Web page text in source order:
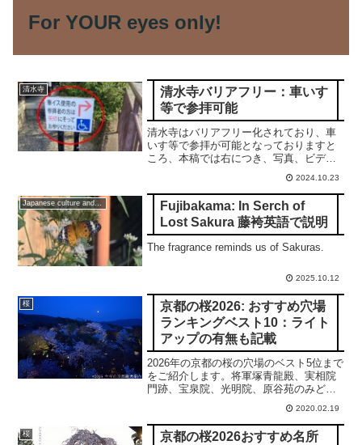
For YOUR eyes only!
清水寺
清水寺バリアフリー：車いす
等で参拝可能
清水寺はバリアフリー化されており、車
いす等で参拝が可能となっておりますと
ころ、本稿では右につき、写真、ビデオ
を駆使して詳細に解説申し上げます。合
2024.10.23
Japanese culture and traditions
Fujibakama: In Serch of
Lost Sakura 藤袴英語で説明
The fragrance reminds us of Sakuras.
2025.10.12
桜
京都の桜2026: おすすめ穴場
ランキングベスト10：ライト
アップの有無も記載
2026年の京都の桜の穴場のベスト5位まで
をご紹介します。将軍塚青龍殿、実相院
門跡、宝泉院、光明院、原谷苑のみどこ
ろ、ライトアップの有無、アクセスなど
2020.02.19
桜
京都の桜2026おすすめ名所